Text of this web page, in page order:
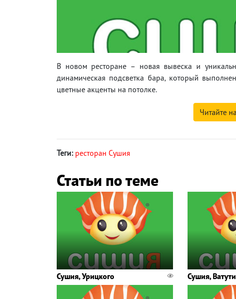
В новом ресторане – новая вывеска и
динамическая подсветка бара, который
цветные акценты на потолке.
Читайте
Теги: ресторан Сушия
Статьи по теме
Сушия, Урицкого Сушия,